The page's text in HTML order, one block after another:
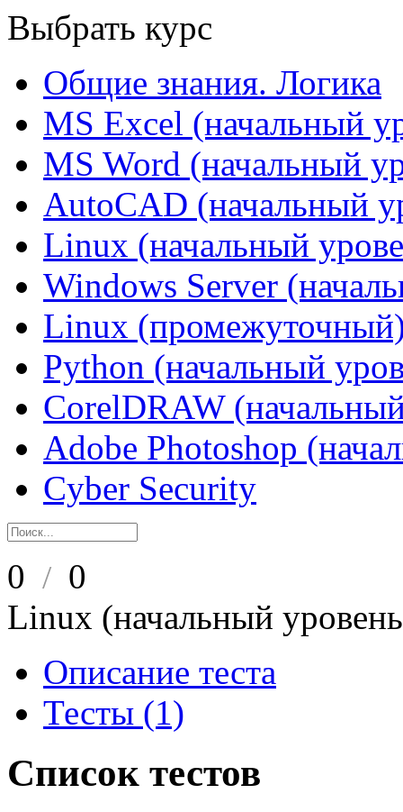
Выбрать курс
Общие знания. Логика
MS Excel (начальный
MS Word (начальный
AutoCAD (начальный
Linux (начальный
Windows Server
Linux
Python (начальный
CorelDRAW
Adobe Photoshop
Cyber Security
0 / 0
Linux (начальный
Описание теста
Тесты (1)
Список тестов